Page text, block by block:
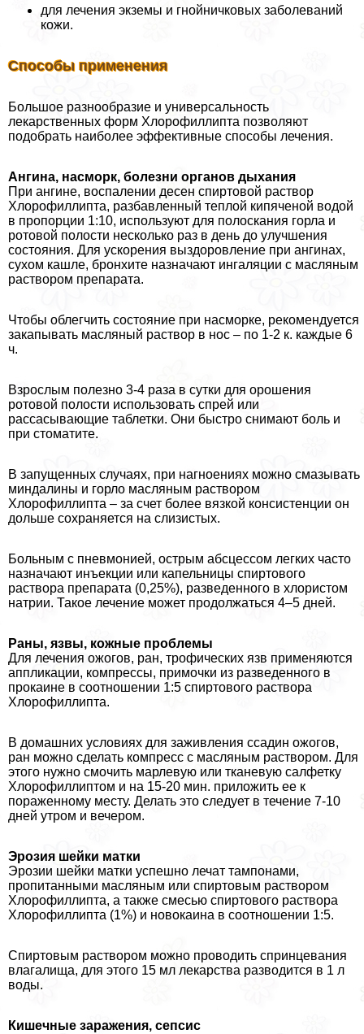
для лечения экземы и гнойничковых заболеваний
кожи.
Способы применения
Большое разнообразие и универсальность
лекарственных форм Хлорофиллипта позволяют
подобрать наиболее эффективные способы лечения.
Ангина, насморк, болезни органов дыхания
При ангине, воспалении десен спиртовой раствор
Хлорофиллипта, разбавленный теплой кипяченой водой
в пропорции 1:10, используют для полоскания горла и
ротовой полости несколько раз в день до улучшения
состояния. Для ускорения выздоровление при ангинах,
сухом кашле, бронхите назначают ингаляции с масляным
раствором препарата.
Чтобы облегчить состояние при насморке, рекомендуется
закапывать масляный раствор в нос – по 1-2 к. каждые 6
ч.
Взрослым полезно 3-4 раза в сутки для орошения
ротовой полости использовать спрей или
рассасывающие таблетки. Они быстро снимают боль и
при стоматите.
В запущенных случаях, при нагноениях можно смазывать
миндалины и горло масляным раствором
Хлорофиллипта – за счет более вязкой консистенции он
дольше сохраняется на слизистых.
Больным с пневмонией, острым абсцессом легких часто
назначают инъекции или капельницы спиртового
раствора препарата (0,25%), разведенного в хлористом
натрии. Такое лечение может продолжаться 4–5 дней.
Раны, язвы, кожные проблемы
Для лечения ожогов, ран, трофических язв применяются
аппликации, компрессы, примочки из разведенного в
прокаине в соотношении 1:5 спиртового раствора
Хлорофиллипта.
В домашних условиях для заживления ссадин ожогов,
ран можно сделать компресс с масляным раствором. Для
этого нужно смочить марлевую или тканевую салфетку
Хлорофиллиптом и на 15-20 мин. приложить ее к
пораженному месту. Делать это следует в течение 7-10
дней утром и вечером.
Эрозия шейки матки
Эрозии шейки матки успешно лечат тампонами,
пропитанными масляным или спиртовым раствором
Хлорофиллипта, а также смесью спиртового раствора
Хлорофиллипта (1%) и новокаина в соотношении 1:5.
Спиртовым раствором можно проводить спринцевания
влагалища, для этого 15 мл лекарства разводится в 1 л
воды.
Кишечные заражения, сепсис